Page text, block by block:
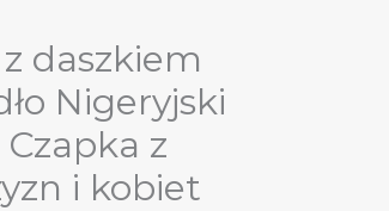
daszkiem
Nigeryjski
z
i kobiet